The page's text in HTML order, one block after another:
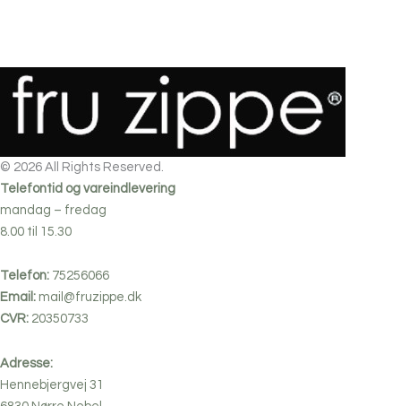
© 2026 All Rights Reserved.
Telefontid og vareindlevering
mandag – fredag
8.00 til 15.30
Telefon: 75256066
Email: mail@fruzippe.dk
CVR: 20350733
Adresse:
Hennebjergvej 31